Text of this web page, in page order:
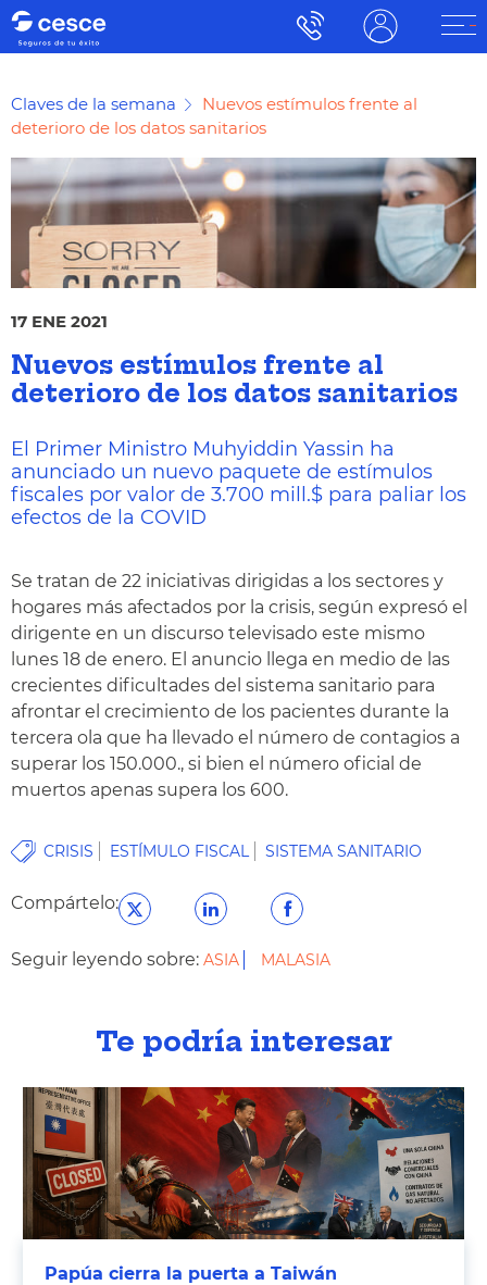
Claves de la semana
Nuevos estímulos frente al
deterioro de los datos sanitarios
17 ENE 2021
Nuevos estímulos frente al
deterioro de los datos sanitarios
El Primer Ministro Muhyiddin Yassin ha
anunciado un nuevo paquete de estímulos
fiscales por valor de 3.700 mill.$ para paliar los
efectos de la COVID
Se tratan de 22 iniciativas dirigidas a los sectores y
hogares más afectados por la crisis, según expresó el
dirigente en un discurso televisado este mismo
lunes 18 de enero. El anuncio llega en medio de las
crecientes dificultades del sistema sanitario para
afrontar el crecimiento de los pacientes durante la
tercera ola que ha llevado el número de contagios a
superar los 150.000., si bien el número oficial de
muertos apenas supera los 600.
CRISIS ESTÍMULO FISCAL SISTEMA SANITARIO
Compártelo:
Seguir leyendo sobre: ASIA MALASIA
Te podría interesar
Papúa cierra la puerta a Taiwán